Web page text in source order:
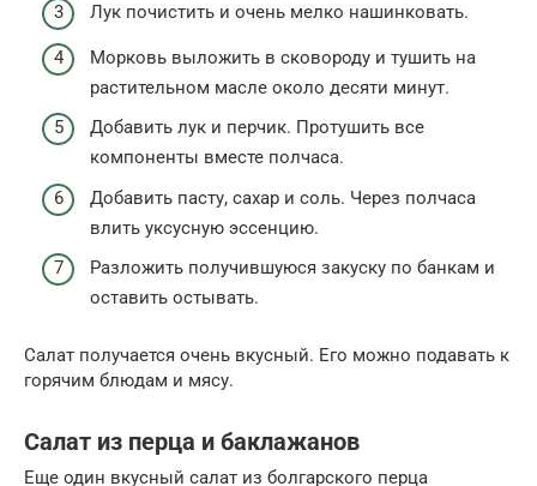
Лук почистить и очень мелко нашинковать.
Морковь выложить в сковороду и тушить на
растительном масле около десяти минут.
Добавить лук и перчик. Протушить все
компоненты вместе полчаса.
Добавить пасту, сахар и соль. Через полчаса
влить уксусную эссенцию.
Разложить получившуюся закуску по банкам и
оставить остывать.
Салат получается очень вкусный. Его можно подавать к
горячим блюдам и мясу.
Салат из перца и баклажанов
Еще один вкусный салат из болгарского перца